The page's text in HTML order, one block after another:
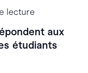
lecture
aux
étudiants